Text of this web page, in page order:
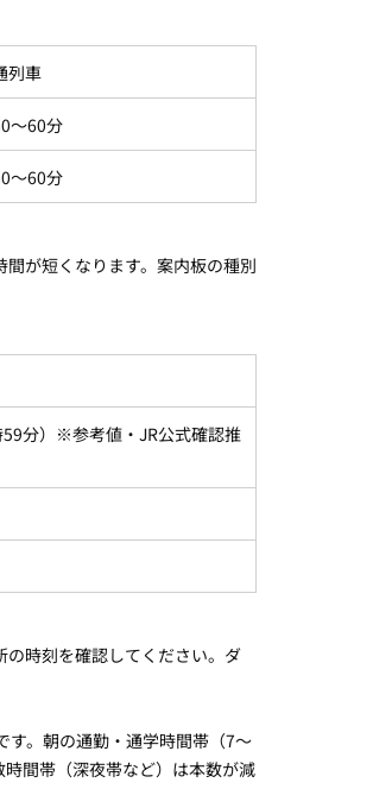
列車
〜60分
〜60分
が短くなります。案内板の種別
分）※参考値・JR公式確認推
時刻を確認してください。ダ
す。朝の通勤・通学時間帯（7〜
間帯（深夜帯など）は本数が減